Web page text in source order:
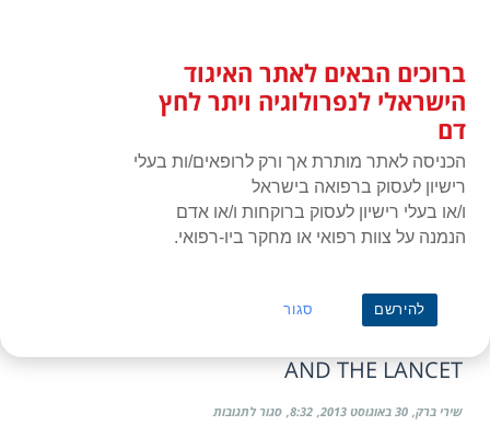
האיגוד הישראלי לנפרולוגיה ויתר
לחץ דם
lancet
AND THE LANCET
שירי ברק 30 באוגוסט 2013 8:32 סגור לתגובותעל
ברוכים הבאים לאתר האיגוד
הישראלי לנפרולוגיה ויתר לחץ
דם
הכניסה לאתר מותרת אך ורק לרופאים/ות בעלי
רישיון לעסוק ברפואה בישראל
ו/או בעלי רישיון לעסוק ברוקחות ו/או אדם
הנמנה על צוות רפואי או מחקר ביו-רפואי.
להירשם סגור